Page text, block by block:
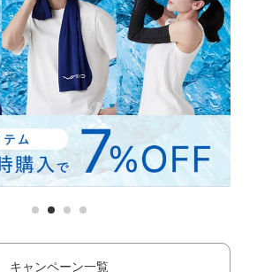
キャンペーン一覧